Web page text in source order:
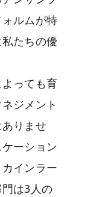
ルムが特
たちの優
っても育
ジメント
りませ
ーション
インラー
は3人の